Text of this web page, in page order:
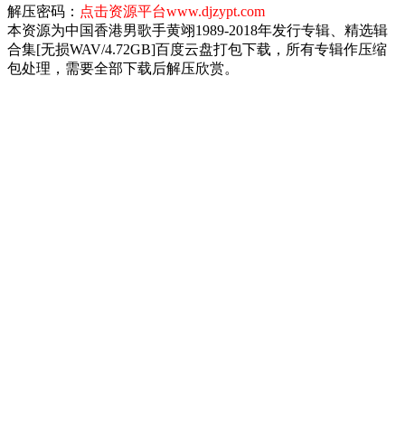
解压密码： 点击资源平台www.djzypt.com
本资源为中国香港男歌手黄翊1989-2018年发行专辑、精选辑
合集[无损WAV/4.72GB]百度云盘打包下载，所有专辑作压缩
包处理，需要全部下载后解压欣赏。